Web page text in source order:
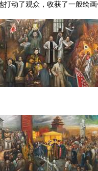
打动了观众，收获了一般绘